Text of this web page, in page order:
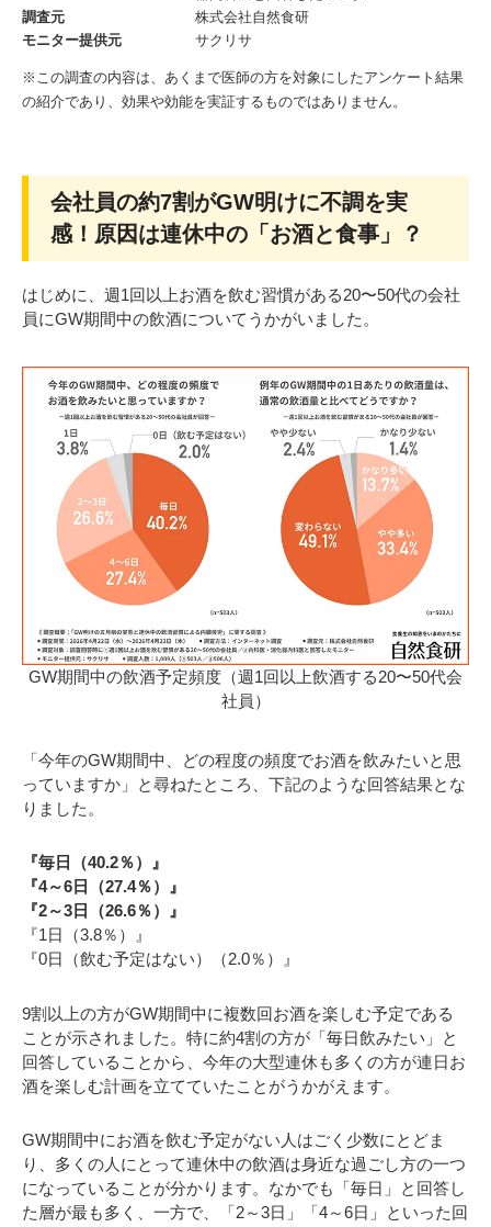
調査元
株式会社自然食研
モニター提供元
サクリサ
※この調査の内容は、あくまで医師の方を対象にしたアンケート結果
の紹介であり、効果や効能を実証するものではありません。
会社員の約7割がGW明けに不調を実
感！原因は連休中の「お酒と食事」？
はじめに、週1回以上お酒を飲む習慣がある20〜50代の会社
員にGW期間中の飲酒についてうかがいました。
GW期間中の飲酒予定頻度（週1回以上飲酒する20〜50代会
社員）
「今年のGW期間中、どの程度の頻度でお酒を飲みたいと思
っていますか」と尋ねたところ、下記のような回答結果とな
りました。
『毎日（40.2％）』
『4～6日（27.4％）』
『2～3日（26.6％）』
『1日（3.8％）』
『0日（飲む予定はない）（2.0％）』
9割以上の方がGW期間中に複数回お酒を楽しむ予定である
ことが示されました。特に約4割の方が「毎日飲みたい」と
回答していることから、今年の大型連休も多くの方が連日お
酒を楽しむ計画を立てていたことがうかがえます。
GW期間中にお酒を飲む予定がない人はごく少数にとどま
り、多くの人にとって連休中の飲酒は身近な過ごし方の一つ
になっていることが分かります。なかでも「毎日」と回答し
た層が最も多く、一方で、「2～3日」「4～6日」といった回